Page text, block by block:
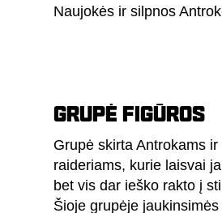
Naujokės ir silpnos
GRUPĖ FIGŪROS
Grupė skirta Antrokams
raideriams, kurie laisvai
bet vis dar ieško rakto į
Šioje grupėje